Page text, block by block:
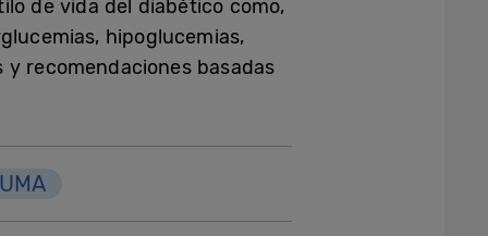
de vida del diabético como,
hipoglucemias,
recomendaciones basadas
UMA